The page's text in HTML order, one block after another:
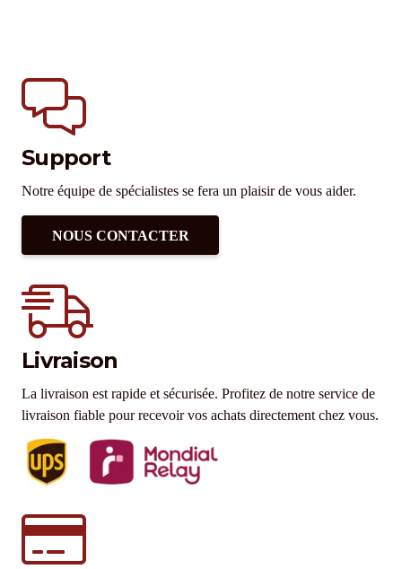
Support
Notre équipe de spécialistes se fera un plaisir de vous aider.
NOUS CONTACTER
Livraison
La livraison est rapide et sécurisée. Profitez de notre service de
livraison fiable pour recevoir vos achats directement chez vous.